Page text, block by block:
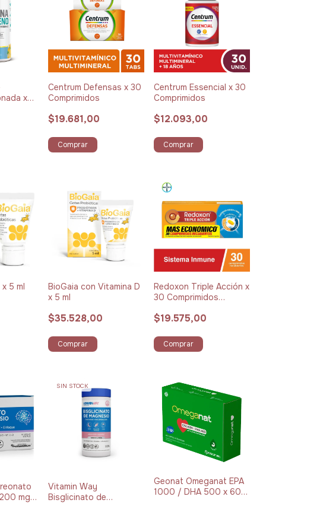
x
Centrum Defensas x 30
Comprimidos
$19.681,00
Comprar
Centrum Essencial x 30
Comprimidos
$12.093,00
Comprar
5 ml
BioGaia con Vitamina D
x 5 ml
$35.528,00
Comprar
Redoxon Triple Acción x
30 Comprimidos
$19.575,00
Comprar
mg x
SIN STOCK
Vitamin Way
Bisglicinato de
Geonat Omeganat EPA
1000 / DHA 500 x 60